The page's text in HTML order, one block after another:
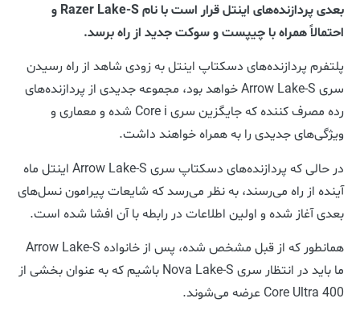
بعدی پردازنده‌های اینتل قرار است با نام Razer Lake-S و
احتمالاً همراه با چیپست و سوکت جدید از راه برسد.
پلتفرم پردازنده‌های دسکتاپ اینتل به زودی شاهد از راه رسیدن
سری Arrow Lake-S خواهد بود، مجموعه جدیدی از پردازنده‌های
رده مصرف کننده که جایگزین سری Core i شده و معماری و
ویژگی‌های جدیدی را به همراه خواهند داشت.
در حالی که پردازنده‌های دسکتاپ سری Arrow Lake-S اینتل ماه
آینده از راه می‌رسند، به نظر می‌رسد که شایعات پیرامون نسل‌های
بعدی آغاز شده و اولین اطلاعات در رابطه با آن افشا شده است.
همانطور که از قبل مشخص شده، پس از خانواده Arrow Lake-S
ما باید در انتظار سری Nova Lake-S باشیم که به عنوان بخشی از
Core Ultra 400 عرضه می‌شوند.